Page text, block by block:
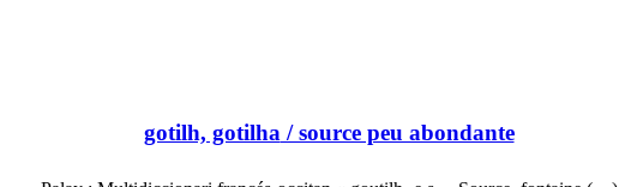
gotilh, gotilha/ source peu abondante